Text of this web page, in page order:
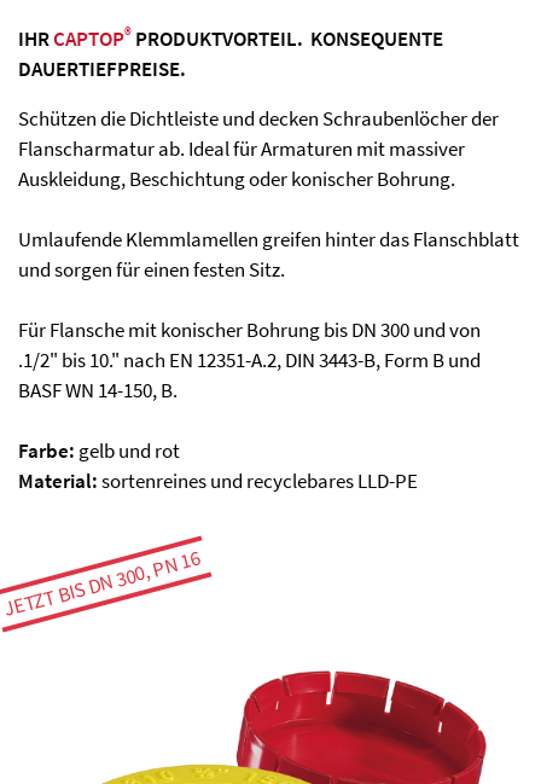
IHRCAPTOP® PRODUKTVORTEIL. KONSEQUENTE
DAUERTIEFPREISE.
Schützen die Dichtleiste und decken Schraubenlöcher der
Flanscharmatur ab. Ideal für Armaturen mit massiver
Auskleidung, Beschichtung oder konischer Bohrung.
Umlaufende Klemmlamellen greifen hinter das Flanschblatt
und sorgen für einen festen Sitz.
Für Flansche mit konischer Bohrung bis DN 300 und von
.1/2" bis 10." nach EN 12351-A.2, DIN 3443-B, Form B und
BASF WN 14-150, B.
Farbe: gelb und rot
Material:sortenreines und recyclebares LLD-PE
JETZT BIS DN 300, PN 16